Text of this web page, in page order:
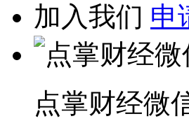
加入我们 申
点掌财经微